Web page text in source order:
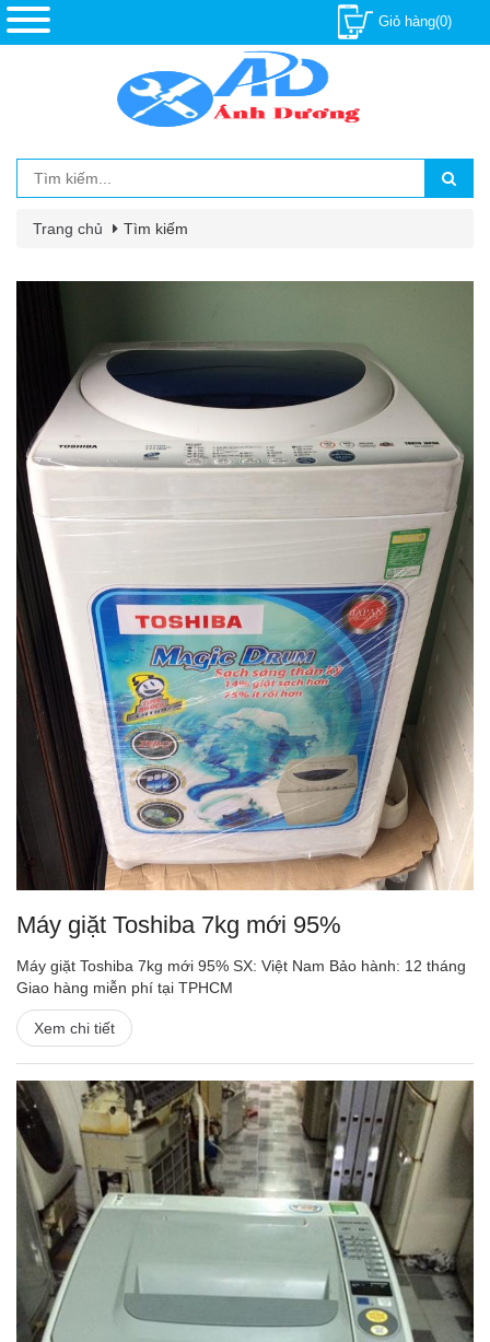
Giỏ hàng(0)
Trang chủ Tìm kiếm
Máy giặt Toshiba 7kg mới 95%
Máy giặt Toshiba 7kg mới 95% SX: Việt Nam Bảo hành: 12 tháng
Giao hàng miễn phí tại TPHCM
Xem chi tiết